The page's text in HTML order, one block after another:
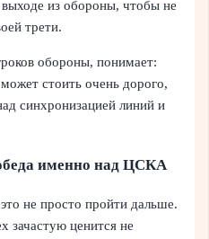
выходе из обороны, чтобы не
трети.
обороны, понимает:
стоить очень дорого,
синхронизацией линий и
именно над ЦСКА
не просто пройти дальше.
зачастую ценится не